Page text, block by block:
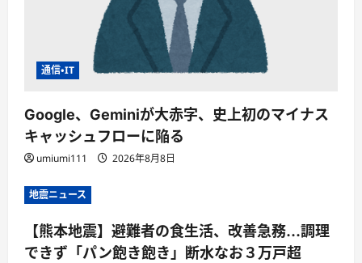
通信・IT
Google、Geminiが大赤字、史上初のマイナス
キャッシュフローに陥る
umiumi111 2026年8月8日
地震ニュース
【熊本地震】避難者の食生活、改善急務…調理
できず「パン飽き飽き」断水なお３万戸超